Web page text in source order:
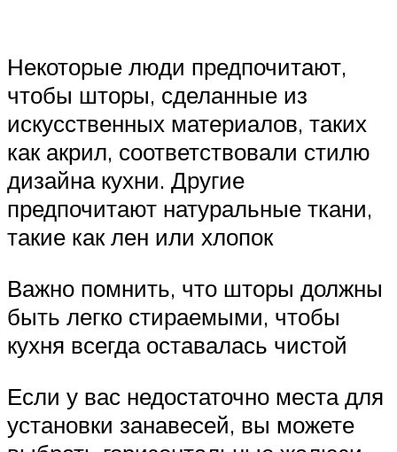
Некоторые люди предпочитают,
чтобы шторы, сделанные из
искусственных материалов, таких
как акрил, соответствовали стилю
дизайна кухни. Другие
предпочитают натуральные ткани,
такие как лен или хлопок
Важно помнить, что шторы должны
быть легко стираемыми, чтобы
кухня всегда оставалась чистой
Если у вас недостаточно места для
установки занавесей, вы можете